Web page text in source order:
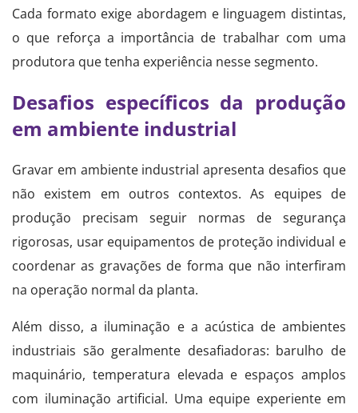
Cada formato exige abordagem e linguagem distintas,
o que reforça a importância de trabalhar com uma
produtora que tenha experiência nesse segmento.
Desafios específicos da produção
em ambiente industrial
Gravar em ambiente industrial apresenta desafios que
não existem em outros contextos. As equipes de
produção precisam seguir normas de segurança
rigorosas, usar equipamentos de proteção individual e
coordenar as gravações de forma que não interfiram
na operação normal da planta.
Além disso, a iluminação e a acústica de ambientes
industriais são geralmente desafiadoras: barulho de
maquinário, temperatura elevada e espaços amplos
com iluminação artificial. Uma equipe experiente em